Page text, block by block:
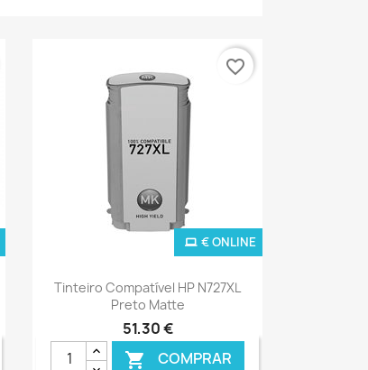
Ver+
Tinteiro Compatível HP N727XL
Preto Matte
51,30 €
 COMPRAR
€ ONLINE
favorite_border